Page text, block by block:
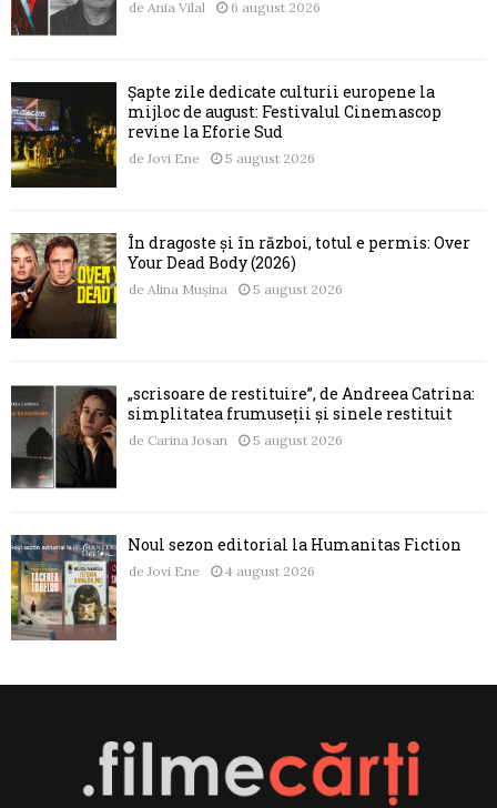
de Ania Vilal 6 august 2026
Șapte zile dedicate culturii europene la
mijloc de august: Festivalul Cinemascop
revine la Eforie Sud
de Jovi Ene 5 august 2026
În dragoste și în război, totul e permis: Over
Your Dead Body (2026)
de Alina Mușina 5 august 2026
„scrisoare de restituire”, de Andreea Catrina:
simplitatea frumuseții și sinele restituit
de Carina Josan 5 august 2026
Noul sezon editorial la Humanitas Fiction
de Jovi Ene 4 august 2026